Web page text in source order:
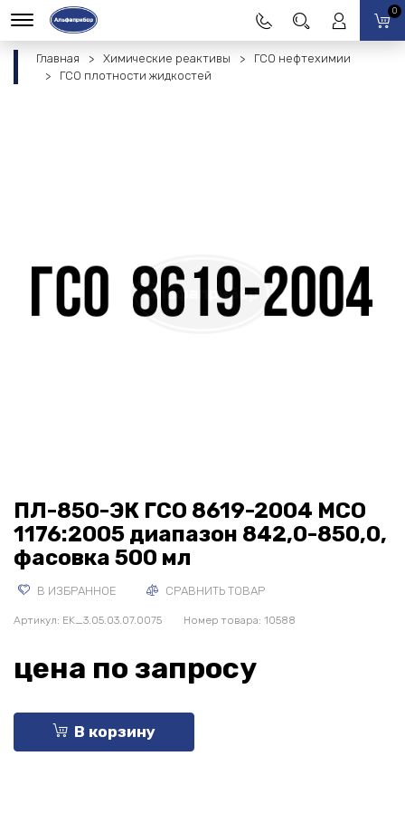
0
Главная Химические реактивы
ГСО нефтехимии
ГСО плотности жидкостей
ПЛ-850-ЭК ГСО 8619-2004 МСО
1176:2005 диапазон 842,0-850,0,
фасовка 500 мл
В ИЗБРАННОЕ СРАВНИТЬ ТОВАР
Артикул: EK_3.05.03.07.0075 Номер товара: 10588
цена по запросу
В корзину